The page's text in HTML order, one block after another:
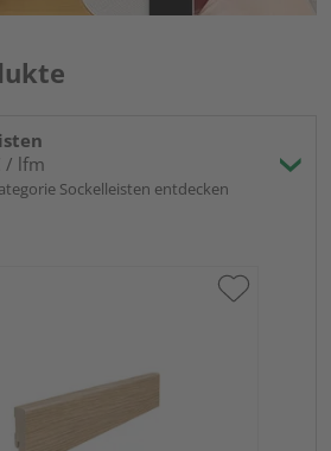
/ lfm
Sockelleisten entdecken